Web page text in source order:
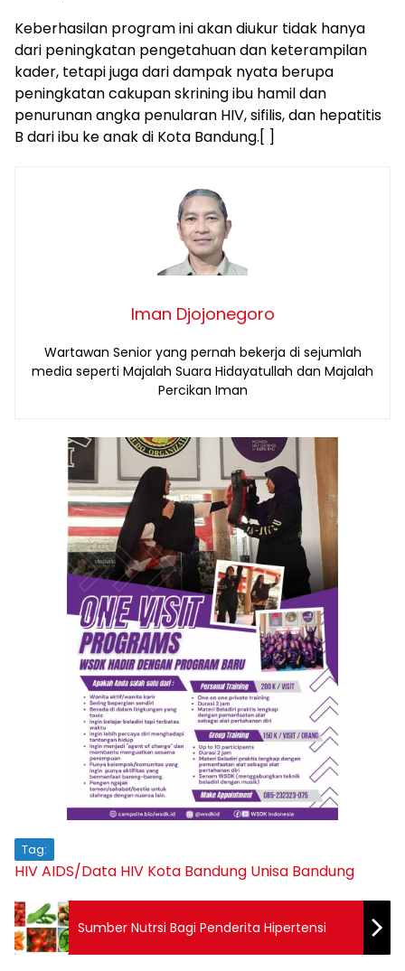
Keberhasilan program ini akan diukur tidak hanya
dari peningkatan pengetahuan dan keterampilan
kader, tetapi juga dari dampak nyata berupa
peningkatan cakupan skrining ibu hamil dan
penurunan angka penularan HIV, sifilis, dan hepatitis
B dari ibu ke anak di Kota Bandung.[ ]
Iman Djojonegoro
Wartawan Senior yang pernah bekerja di sejumlah
media seperti Majalah Suara Hidayatullah dan Majalah
Percikan Iman
Tag:
HIV AIDS/Data HIV Kota Bandung Unisa Bandung
Sumber Nutrsi Bagi Penderita Hipertensi